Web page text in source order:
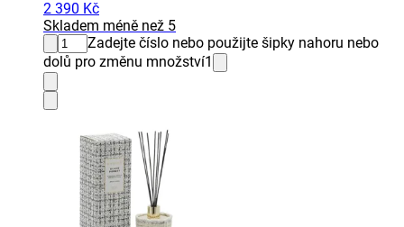
2 390 Kč
Skladem méně než 5
Zadejte číslo nebo použijte šipky nahoru nebo
dolů pro změnu množství1